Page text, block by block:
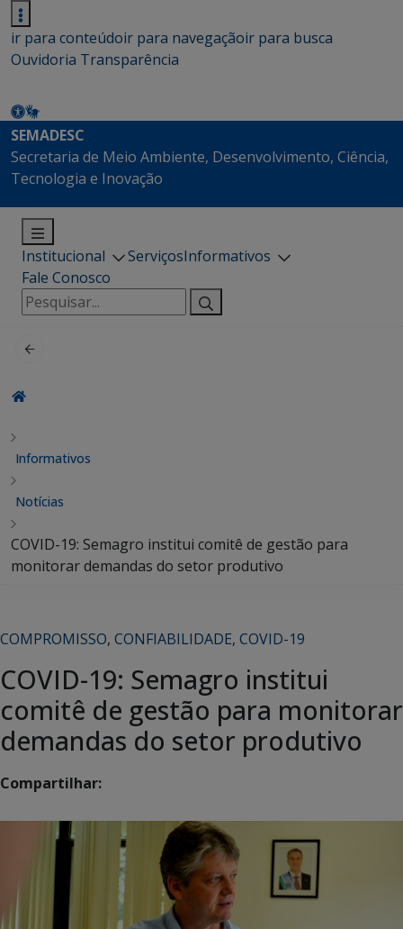
ir para conteúdoir para navegaçãoir para busca
Ouvidoria Transparência
SEMADESC
Secretaria de Meio Ambiente, Desenvolvimento, Ciência,
Tecnologia e Inovação
Institucional ServiçosInformativos
Fale Conosco
Pesquisar
por:
Informativos
Notícias
COVID-19: Semagro institui comitê de gestão para
monitorar demandas do setor produtivo
COMPROMISSO, CONFIABILIDADE, COVID-19
COVID-19: Semagro institui
comitê de gestão para monitorar
demandas do setor produtivo
Compartilhar: